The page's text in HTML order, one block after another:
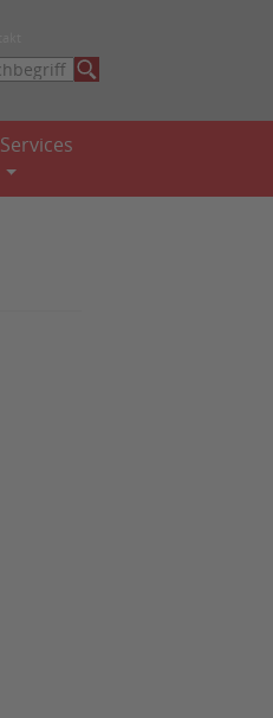
Services